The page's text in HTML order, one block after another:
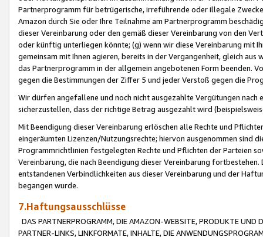
Partnerprogramm für betrügerische, irreführende oder illegale
Amazon durch Sie oder Ihre Teilnahme am Partnerprogramm
dieser Vereinbarung oder den gemäß dieser Vereinbarung von den
oder künftig unterliegen könnte; (g) wenn wir diese Vereinbarung mit
gemeinsam mit Ihnen agieren, bereits in der Vergangenheit, gleich
das Partnerprogramm in der allgemein angebotenen Form beenden.
gegen die Bestimmungen der Ziffer 5 und jeder Verstoß gegen die
Wir dürfen angefallene und noch nicht ausgezahlte Vergütungen
sicherzustellen, dass der richtige Betrag ausgezahlt wird
Mit Beendigung dieser Vereinbarung erlöschen alle Rechte und
eingeräumten Lizenzen/Nutzungsrechte; hiervon ausgenommen sind
Programmrichtlinien festgelegten Rechte und Pflichten der Parteien
Vereinbarung, die nach Beendigung dieser Vereinbarung
entstandenen Verbindlichkeiten aus dieser Vereinbarung und der
begangen wurde.
7.Haftungsausschlüsse
DAS PARTNERPROGRAMM, DIE AMAZON-WEBSITE, PRODUKTE UND
PARTNER-LINKS, LINKFORMATE, INHALTE, DIE